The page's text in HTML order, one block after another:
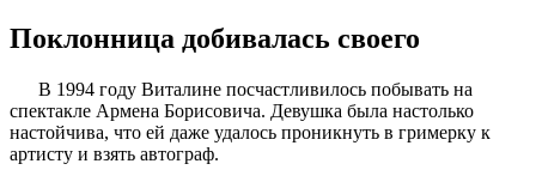
Поклонница добивалась своего
В 1994 году Виталине посчастливилось побывать на
спектакле Армена Борисовича. Девушка была настолько
настойчива, что ей даже удалось проникнуть в гримерку к
артисту и взять автограф.